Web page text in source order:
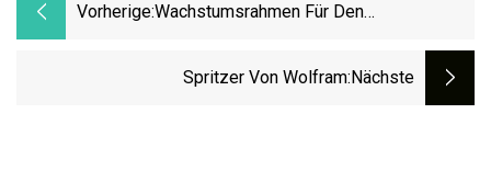
Vorherige:Wachstumsrahmen Für Den
Products And Chemicals, CSIC, SK
Spritzer Von Wolfram:nächste